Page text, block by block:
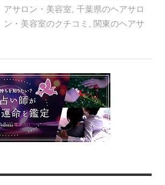
アサロン・美容室 ,千葉県のヘアサロ
ン・美容室のクチコミ
関東のヘアサ